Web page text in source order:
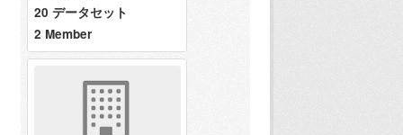
20 データセット
2 Member